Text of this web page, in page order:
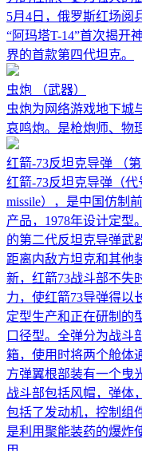
5月4日，俄罗斯红场阅
“阿玛塔T-14”首次揭开
界的首款第四代坦克。
虫炮
（武器）
虫炮为网络游戏地下
哀鸣炮。是枪炮师、物
红箭-73反坦克导弹
（
红箭-73反坦克导弹（代
missile），是中国仿制
产品，1978年设计定型
的第二代反坦克导弹武
距离内敌方坦克和其他
新，红箭73战斗部不失
力，使红箭73导弹得以
定型生产和正在研制的
口径型。全弹分为战斗
箱，使用时将两个舱体
方弹翼根部装有一个曳
战斗部包括风帽，弹体
包括了发动机，控制组
是利用聚能装药的爆炸